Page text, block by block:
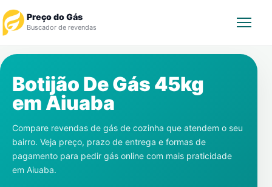
Preço do Gás
Buscador de revendas
Revendedor
Notícias
Cadastre-se
Botijão De Gás 45kg
emAiuaba
Compare revendas de gás de cozinha que atendem o seu
bairro. Veja preço, prazo de entrega e formas de
pagamento para pedir gás online com mais praticidade
em Aiuaba.